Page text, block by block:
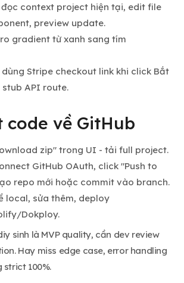
context project hiện tại, edit file
preview update.
gradient từ xanh sang tím
Stripe checkout link khi click Bắt
API route.
code về GitHub
zip" trong UI - tải full project.
GitHub OAuth, click "Push to
repo mới hoặc commit vào branch.
local, sửa thêm, deploy
Dokploy.
sinh là MVP quality, cần dev review
Hay miss edge case, error handling
100%.